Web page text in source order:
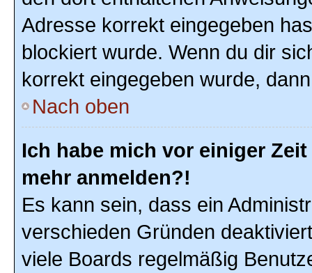
Adresse korrekt eingegeben
blockiert wurde. Wenn du dir
korrekt eingegeben wurde,
Nach oben
Ich habe mich vor einiger
mehr anmelden?!
Es kann sein, dass ein
verschieden Gründen
viele Boards regelmäßig